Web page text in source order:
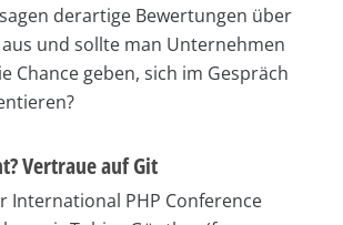
derartige Bewertungen über
und sollte man Unternehmen
Chance geben, sich im Gespräch
Vertraue auf Git
International PHP Conference